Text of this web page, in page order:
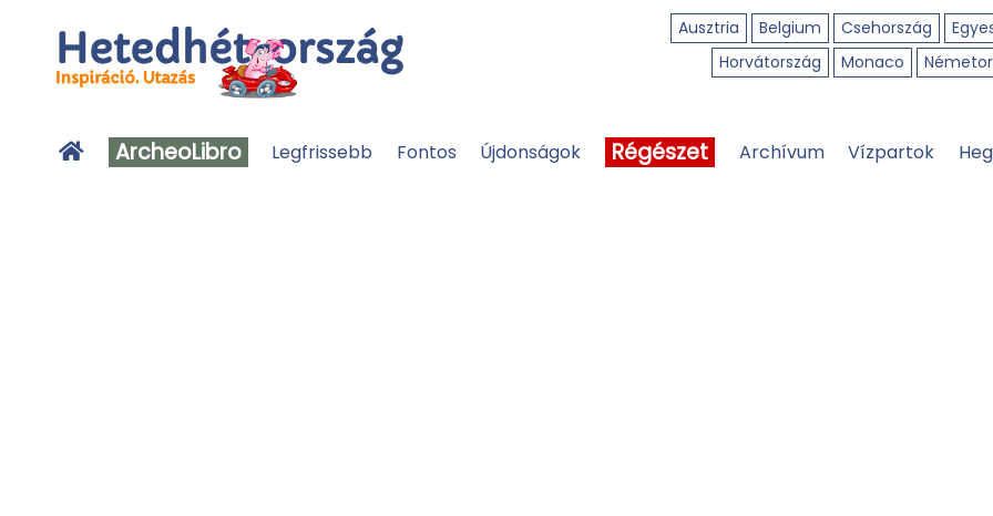
Ausztria Belgium Csehország
Horvátország
Monaco
ArcheoLibro Legfrissebb Fontos Újdonságok Régészet Archívum Vízpartok